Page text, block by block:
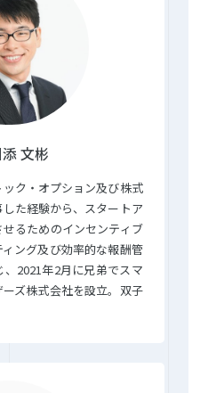
文彬
ク・オプション及び株式
た経験から、スタートア
るためのインセンティブ
ング及び効率的な報酬管
2021年2月に兄弟でスマ
ズ株式会社を設立。双子